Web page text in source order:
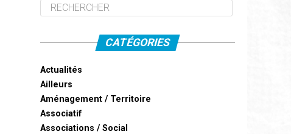
CATÉGORIES
Actualités
Ailleurs
Aménagement / Territoire
Associatif
Associations / Social